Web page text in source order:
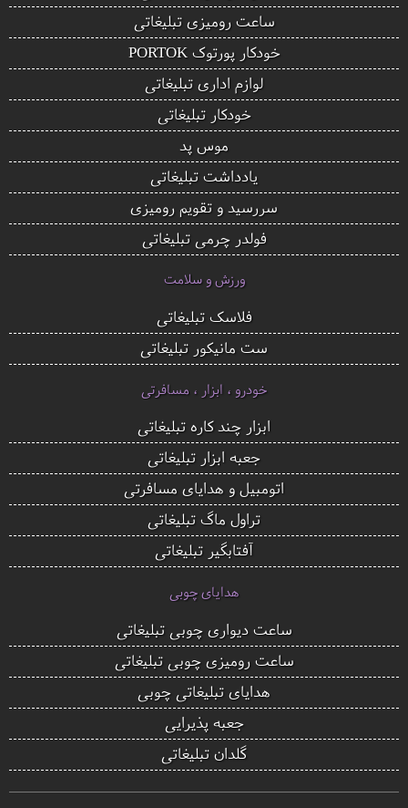
ساعت رومیزی تبلیغاتی
خودکار پورتوک PORTOK
لوازم اداری تبلیغاتی
خودکار تبلیغاتی
موس پد
یادداشت تبلیغاتی
سررسید و تقویم رومیزی
فولدر چرمی تبلیغاتی
ورزش و سلامت
فلاسک تبلیغاتی
ست مانیکور تبلیغاتی
خودرو ، ابزار ، مسافرتی
ابزار چند کاره تبلیغاتی
جعبه ابزار تبلیغاتی
اتومبیل و هدایای مسافرتی
تراول ماگ تبلیغاتی
آفتابگیر تبلیغاتی
هدایای چوبی
ساعت دیواری چوبی تبلیغاتی
ساعت رومیزی چوبی تبلیغاتی
هدایای تبلیغاتی چوبی
جعبه پذیرایی
گلدان تبلیغاتی